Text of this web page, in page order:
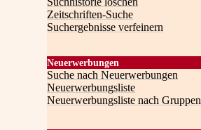
Zeitschriften-Suche
Suchergebnisse verfeinern
Neuerwerbungen
Suche nach Neuerwerbungen
Neuerwerbungsliste
Neuerwerbungsliste nach Gruppen